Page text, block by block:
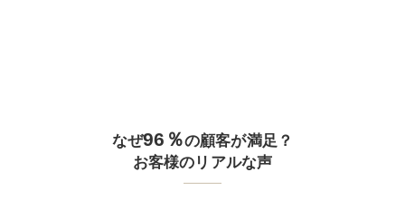
なぜ96％の顧客が満足？
お客様のリアルな声